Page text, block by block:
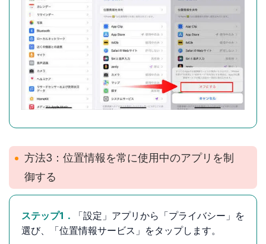
方法3：位置情報を常に使用中のアプリを制
御する
ステップ1．
「設定」アプリから「プライバシー」を
選び、「位置情報サービス」をタップします。